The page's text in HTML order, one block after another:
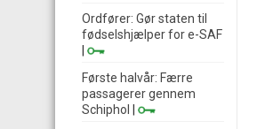
Ordfører: Gør staten til
fødselshjælper for e-SAF
Første halvår: Færre
passagerer gennem
Schiphol